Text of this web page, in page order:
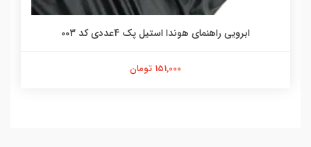
ابرویی راهنمای هوندا استیل پک 4عددی کد 003
151,000 تومان